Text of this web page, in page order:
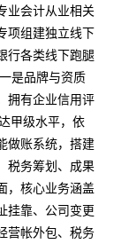
业会计从业相关
项组建独立线下
行各类线下跑腿
是品牌与资质
拥有企业信用评
甲级水平，依
做账系统，搭建
税务筹划、成果
，核心业务涵盖
挂靠、公司变更
营帐外包、税务